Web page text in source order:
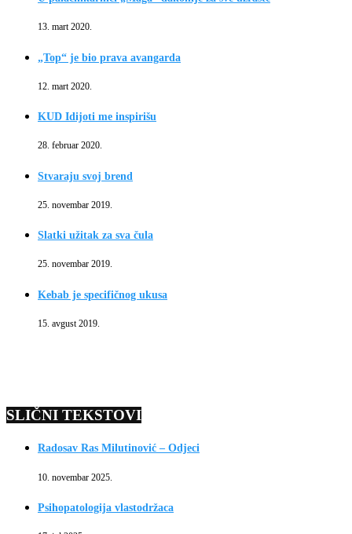
13. mart 2020.
„Top“ je bio prava avangarda
12. mart 2020.
KUD Idijoti me inspirišu
28. februar 2020.
Stvaraju svoj brend
25. novembar 2019.
Slatki užitak za sva čula
25. novembar 2019.
Kebab je specifičnog ukusa
15. avgust 2019.
SLIČNI TEKSTOVI
Radosav Ras Milutinović – Odjeci
10. novembar 2025.
Psihopatologija vlastodržaca